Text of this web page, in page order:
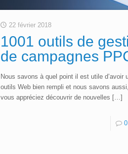
22 février 2018
1001 outils de
de campagnes
Nous savons à quel point il est utile d’avoir
outils Web bien rempli et nous savons
vous appréciez découvrir de nouvelles […]
0